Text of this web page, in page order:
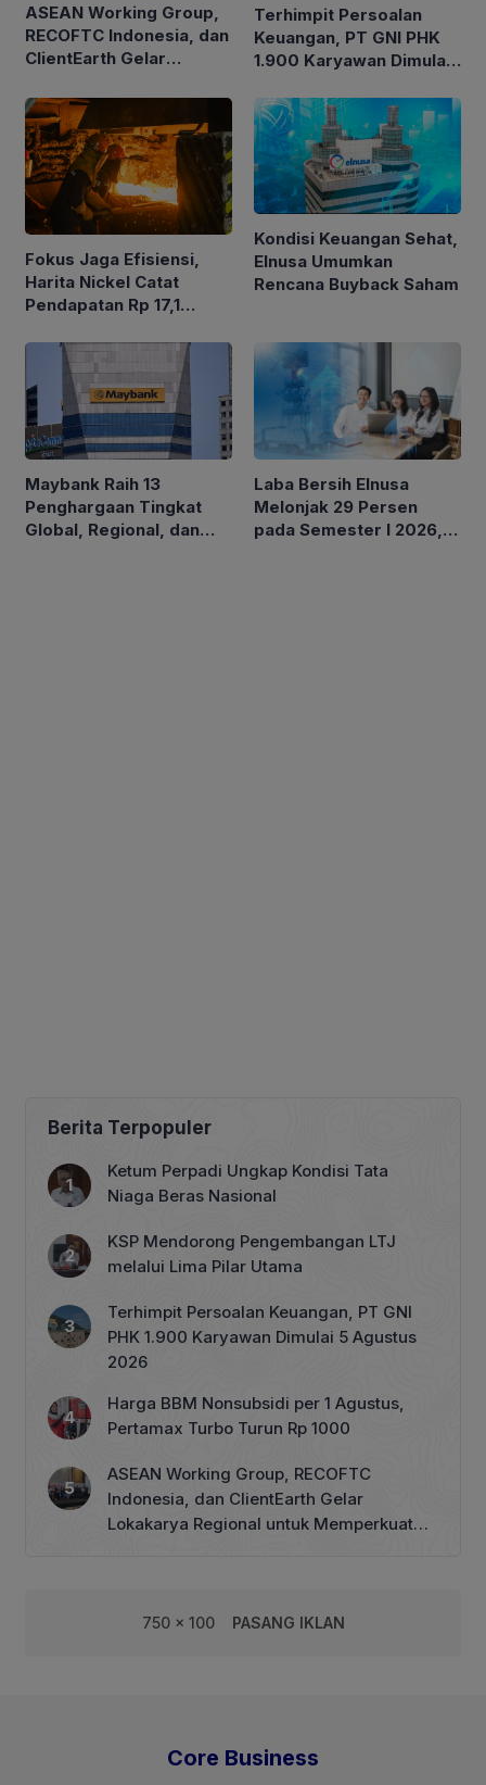
ASEAN Working Group,
RECOFTC Indonesia, dan
ClientEarth Gelar
untuk Memperkuat Tata
Kelola Perhutanan Sosial
Terhimpit Persoalan
Keuangan, PT GNI PHK
1.900 Karyawan Dimulai
Fokus Jaga Efisiensi,
Harita Nickel Catat
Pendapatan Rp 17,1
2026
Kondisi Keuangan Sehat,
Elnusa Umumkan
Rencana Buyback Saham
Maybank Raih 13
Penghargaan Tingkat
Global, Regional, dan
Laba Bersih Elnusa
Melonjak 29 Persen
pada Semester I 2026,
Berita Terpopuler
Ketum Perpadi Ungkap Kondisi Tata
Niaga Beras Nasional
KSP Mendorong Pengembangan LTJ
melalui Lima Pilar Utama
Terhimpit Persoalan Keuangan, PT GNI
PHK 1.900 Karyawan Dimulai 5 Agustus
2026
Harga BBM Nonsubsidi per 1 Agustus,
Pertamax Turbo Turun Rp 1000
ASEAN Working Group, RECOFTC
Indonesia, dan ClientEarth Gelar
Lokakarya Regional untuk Memperkuat
750 x 100 PASANG IKLAN
Core Business